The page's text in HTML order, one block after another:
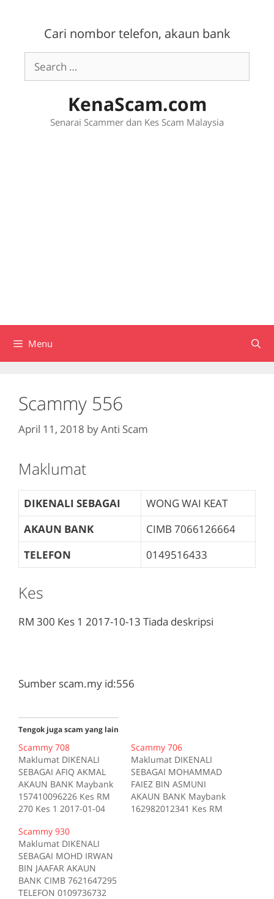
Cari nombor telefon, akaun bank
Search
for:
KenaScam.com
Senarai Scammer dan Kes Scam Malaysia
Menu
Scammy 556
April 11, 2018 byAnti Scam
Maklumat
DIKENALI SEBAGAI
WONG WAI KEAT
AKAUN BANK
CIMB 7066126664
TELEFON
0149516433
Kes
RM 300 Kes 1 2017-10-13 Tiada deskripsi
Sumber scam.my id:556
Tengok juga scam yang lain
Scammy 708
Maklumat DIKENALI
SEBAGAI AFIQ AKMAL
AKAUN BANK Maybank
157410096226 Kes RM
270 Kes 1 2017-01-04
Sumber scam.my id:708
Scammy 706
Maklumat DIKENALI
SEBAGAI MOHAMMAD
FAIEZ BIN ASMUNI
AKAUN BANK Maybank
162982012341 Kes RM
Scammy 930
Maklumat DIKENALI
SEBAGAI MOHD IRWAN
BIN JAAFAR AKAUN
BANK CIMB 7621647295
TELEFON 0109736732